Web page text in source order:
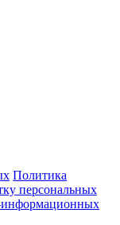
Политика
персональных
информационных